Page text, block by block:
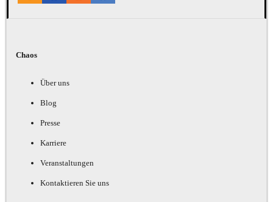
Chaos
Über uns
Blog
Presse
Karriere
Veranstaltungen
Kontaktieren Sie uns